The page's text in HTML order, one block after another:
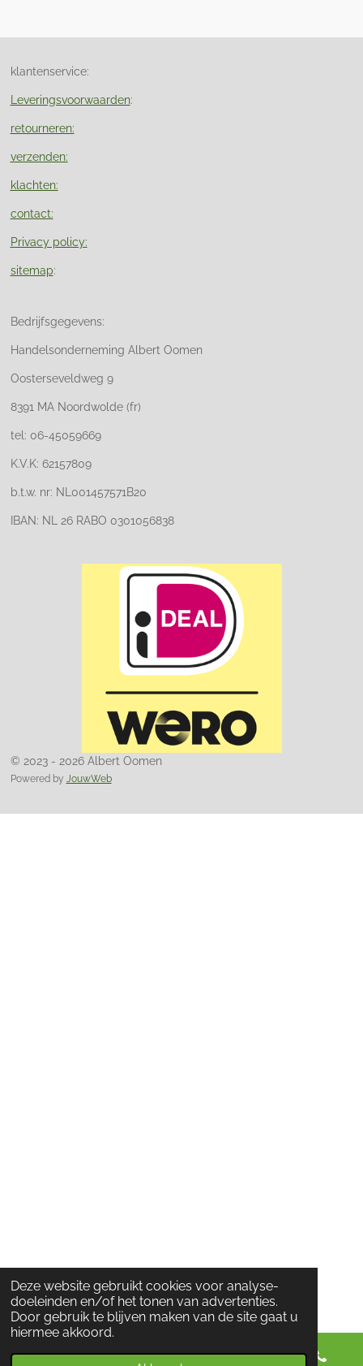
Deze website gebruikt cookies voor analyse-
doeleinden en/of het tonen van advertenties.
Door gebruik te blijven maken van de site gaat u
hiermee akkoord.
klantenservice:
Leveringsvoorwaarden:
retourneren:
verzenden:
klachten:
contact:
Privacy policy:
sitemap:
Bedrijfsgegevens:
Handelsonderneming Albert Oomen
Oosterseveldweg 9
8391 MA Noordwolde (fr)
tel: 06-45059669
K.V.K: 62157809
b.t.w. nr: NL001457571B20
IBAN: NL 26 RABO 0301056838
© 2023 - 2026 Albert Oomen
Powered by JouwWeb